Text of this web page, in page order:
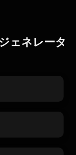
ェネレータ